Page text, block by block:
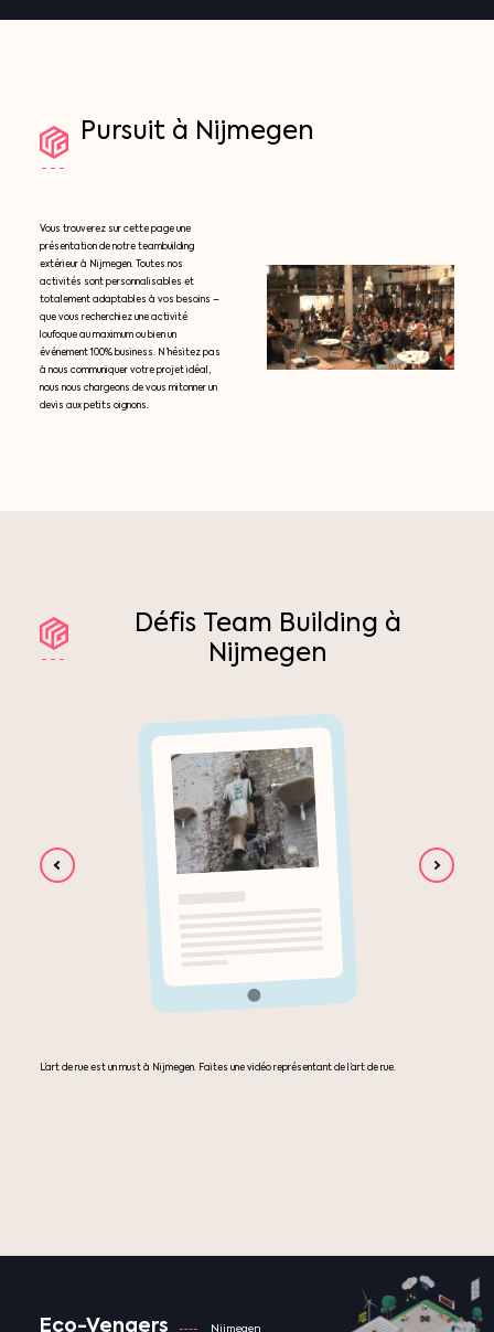
Pursuit à Nijmegen
Vous trouverez sur cette page une
présentation de notre teambuilding
extérieur à Nijmegen. Toutes nos
activités sont personnalisables et
totalement adaptables à vos besoins –
que vous recherchiez une activité
loufoque au maximum ou bien un
événement 100% business. N’hésitez pas
à nous communiquer votre projet idéal,
nous nous chargeons de vous mitonner un
devis aux petits oignons.
Défis Team Building à
Nijmegen
L’art de rue est un must à Nijmegen. Faites une vidéo représentant de l’art de rue.
Eco-Vengers Nijmegen